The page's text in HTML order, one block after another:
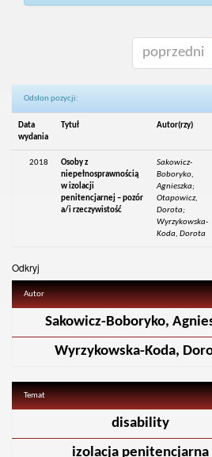
poprzedni
Odsłon pozycji:
Data
wydania
Tytuł Autor(rzy)
2018
Osoby z
niepełnosprawnością
w izolacji
penitencjarnej – pozór
a/i rzeczywistość
Sakowicz-
Boboryko,
Agnieszka;
Otapowicz,
Dorota;
Wyrzykowska-
Koda, Dorota
Odkryj
Autor
Sakowicz-Boboryko,
Wyrzykowska-Koda,
Temat
disability
izolacja penitencjarna